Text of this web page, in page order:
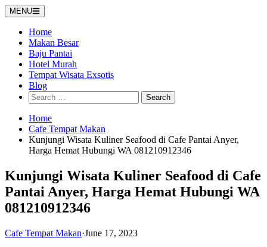
Skip
to
content
MENU
Home
Makan Besar
Baju Pantai
Hotel Murah
Tempat Wisata Exsotis
Blog
Search
for:
Home
Cafe Tempat Makan
Kunjungi Wisata Kuliner Seafood di Cafe Pantai Anyer,
Harga Hemat Hubungi WA 081210912346
Kunjungi Wisata Kuliner Seafood di Cafe
Pantai Anyer, Harga Hemat Hubungi WA
081210912346
Cafe Tempat Makan·June 17, 2023